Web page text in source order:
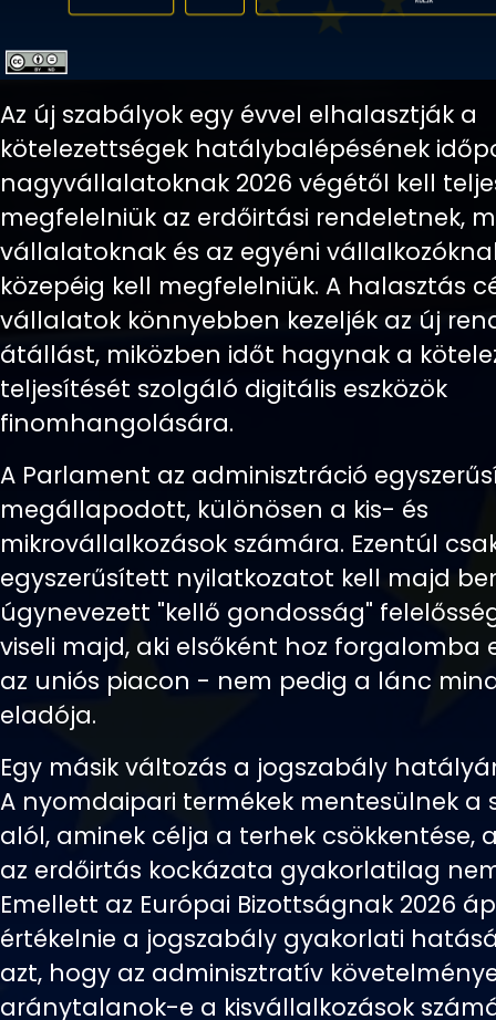
Az új szabályok egy évvel elhalasztják a
kötelezettségek hatálybalépésének
nagyvállalatoknak 2026 végétől kell
megfelelniük az erdőirtási rendeletnek,
vállalatoknak és az egyéni
közepéig kell megfelelniük. A halasztás
vállalatok könnyebben kezeljék az új
átállást, miközben időt hagynak a
teljesítését szolgáló digitális eszközök
finomhangolására.
A Parlament az adminisztráció
megállapodott, különösen a kis- és
mikrovállalkozások számára. Ezentúl
egyszerűsített nyilatkozatot kell majd
úgynevezett "kellő gondosság"
viseli majd, aki elsőként hoz forgalomba
az uniós piacon - nem pedig a lánc
eladója.
Egy másik változás a jogszabály
A nyomdaipari termékek mentesülnek a
alól, aminek célja a terhek csökkentése,
az erdőirtás kockázata gyakorlatilag
Emellett az Európai Bizottságnak 2026
értékelnie a jogszabály gyakorlati
azt, hogy az adminisztratív
aránytalanok-e a kisvállalkozások